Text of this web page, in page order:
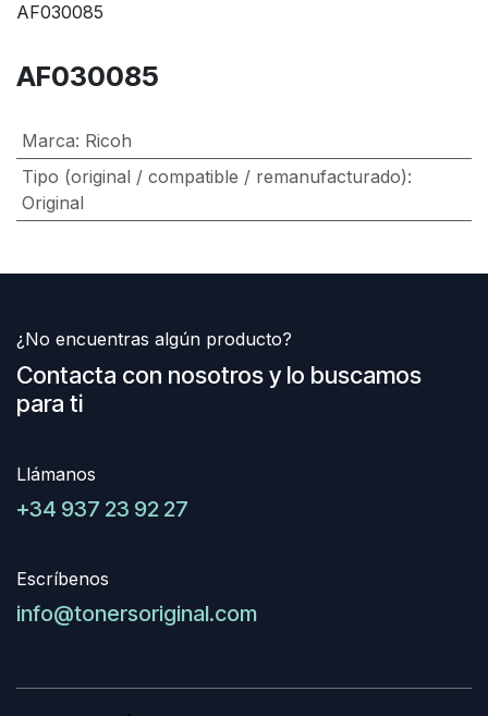
AF030085
AF030085
Marca: Ricoh
Tipo (original / compatible / remanufacturado):
Original
¿No encuentras algún producto?
Contacta con nosotros y lo buscamos
para ti
Llámanos
+34 937 23 92 27
Escríbenos
info@tonersoriginal.com